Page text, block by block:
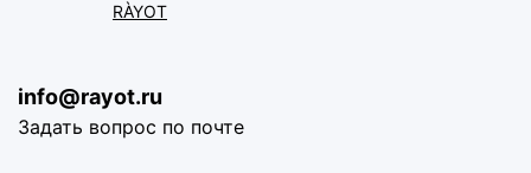
RÀYOT
info@rayot.ru
Задать вопрос по почте